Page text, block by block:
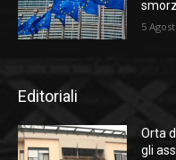
5
Editoriali
Orta
gli